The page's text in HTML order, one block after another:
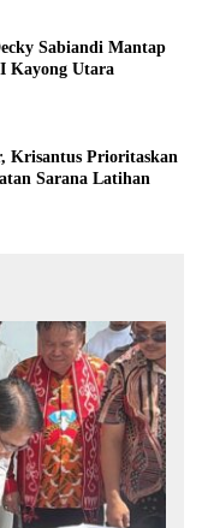
Sabiandi Mantap
Kayong Utara
Krisantus Prioritaskan
Sarana Latihan